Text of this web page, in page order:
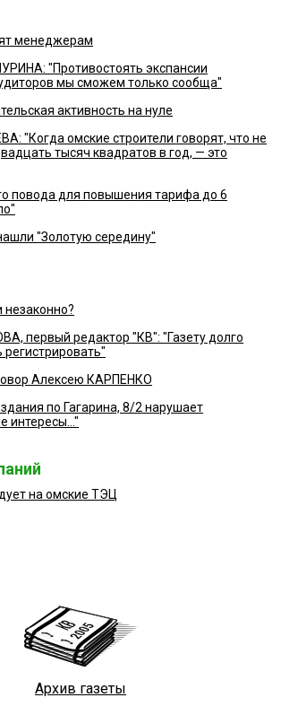
менеджерам
"Противостоять экспансии
мы сможем только сообща"
активность на нуле
"Когда омские строители говорят, что не
тысяч квадратов в год, — это
повода для повышения тарифа до 6
"Золотую середину"
незаконно?
первый редактор "КВ": "Газету долго
регистрировать"
Алексею КАРПЕНКО
по Гагарина, 8/2 нарушает
интересы..."
на омские ТЭЦ
Архив газеты